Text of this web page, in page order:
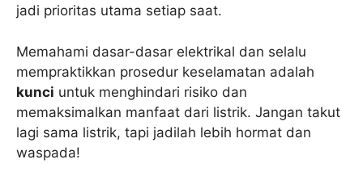
jadi prioritas utama setiap saat.
Memahami dasar-dasar elektrikal dan selalu
mempraktikkan prosedur keselamatan adalah
kunci untuk menghindari risiko dan
memaksimalkan manfaat dari listrik. Jangan takut
lagi sama listrik, tapi jadilah lebih hormat dan
waspada!